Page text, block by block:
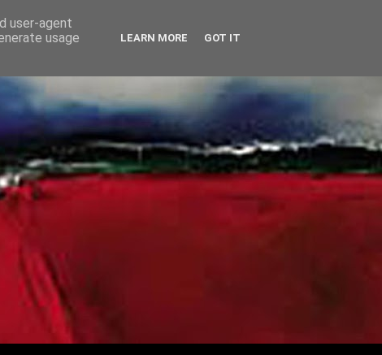
user-agent
usage
LEARN MORE GOT IT